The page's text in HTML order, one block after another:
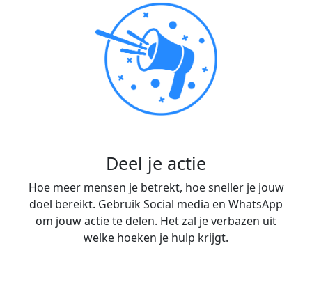
Deel je actie
Hoe meer mensen je betrekt, hoe sneller je jouw
doel bereikt. Gebruik Social media en WhatsApp
om jouw actie te delen. Het zal je verbazen uit
welke hoeken je hulp krijgt.